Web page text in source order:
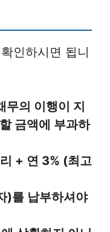
인하시면 됩니
무의 이행이 지
금액에 부과하
+ 연 3% (최고
)를 납부하셔야